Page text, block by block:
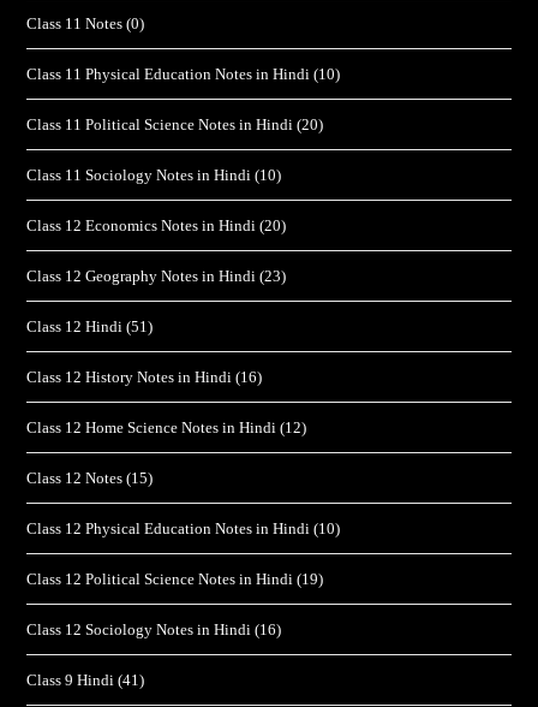
Class 11 Notes (0)
Class 11 Physical Education Notes in Hindi (10)
Class 11 Political Science Notes in Hindi (20)
Class 11 Sociology Notes in Hindi (10)
Class 12 Economics Notes in Hindi (20)
Class 12 Geography Notes in Hindi (23)
Class 12 Hindi (51)
Class 12 History Notes in Hindi (16)
Class 12 Home Science Notes in Hindi (12)
Class 12 Notes (15)
Class 12 Physical Education Notes in Hindi (10)
Class 12 Political Science Notes in Hindi (19)
Class 12 Sociology Notes in Hindi (16)
Class 9 Hindi (41)